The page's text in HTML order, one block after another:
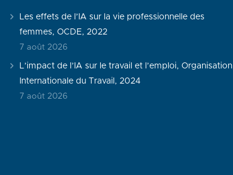
Les effets de l’IA sur la vie professionnelle des
femmes, OCDE, 2022
7 août 2026
L’impact de l’IA sur le travail et l’emploi, Organisation
Internationale du Travail, 2024
7 août 2026